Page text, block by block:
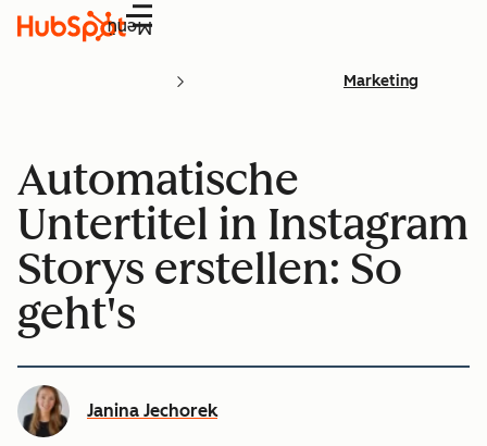
Menü
Marketing
Automatische
Untertitel in Instagram
Storys erstellen: So
geht's
Janina Jechorek